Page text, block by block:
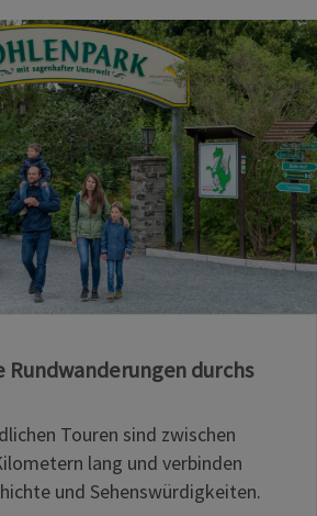
Rundwanderungen durchs
Touren sind zwischen
lang und verbinden
und Sehenswürdigkeiten.